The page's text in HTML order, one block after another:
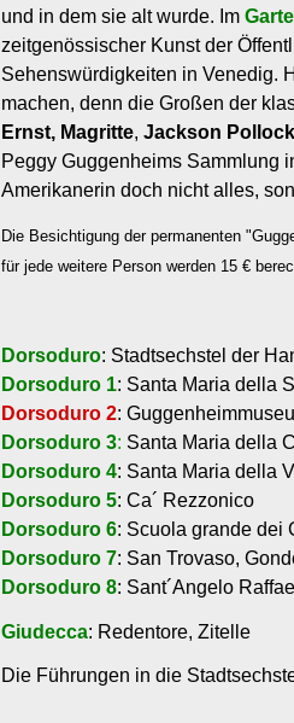
und in dem sie alt wurde. Im
zeitgenössischer Kunst der
Sehenswürdigkeiten in Venedig.
machen, denn die Großen der
Ernst, Magritte, Jackson
Peggy Guggenheims Sammlung
Amerikanerin doch nicht alles,
Die Besichtigung der permanenten
für jede weitere Person werden 15 €
Dorsoduro: Stadtsechstel der
Dorsoduro 1: Santa Maria della
Dorsoduro 2:
Dorsoduro 3: Santa Maria della
Dorsoduro 4: Santa Maria della
Dorsoduro 5: Ca´ Rezzonico
Dorsoduro 6: Scuola grande dei
Dorsoduro 7: San Trovaso,
Dorsoduro 8: Sant´Angelo
Giudecca: Redentore, Zitelle
Die Führungen in die